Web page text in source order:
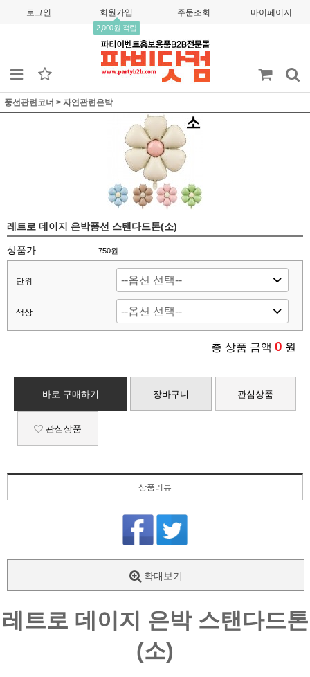
로그인 회원가입
2,000원 적립
주문조회 마이페이지
풍선관련코너 > 자연관련은박
레트로 데이지 은박풍선 스탠다드톤(소)
상품가 750원
단위
색상
총 상품 금액 0 원
바로 구매하기 장바구니 관심상품
관심상품
상품리뷰
확대보기
레트로 데이지 은박 스탠다드톤
(소)